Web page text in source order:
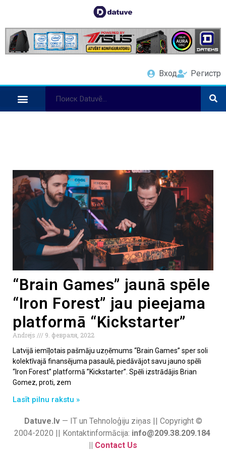
Вход Регистр
“Brain Games” jaunā spēle
“Iron Forest” jau pieejama
platformā “Kickstarter”
Andrejs
9. февраля, 2022
Latvijā iemīļotais pašmāju uzņēmums “Brain Games” sper soli
kolektīvajā finansējuma pasaulē, piedāvājot savu jauno spēli
“Iron Forest” platformā ’’Kickstarter’’. Spēli izstrādājis Brian
Gomez, proti, zem
Lasīt pilnu rakstu »
Datuve.lv— IT un Tehnoloģiju ziņas || Copyright ©
2004-2020 || Kontaktinformācija: info@209.38.209.184
|| Contact Us